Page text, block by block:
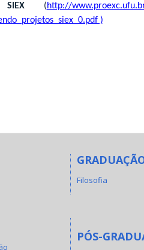
SIEX (http://
)
Filosofia
PÓS-